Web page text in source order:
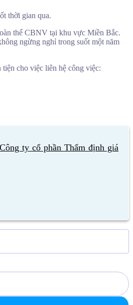
thời gian qua.
thể CBNV tại khu vực Miền Bắc.
ngừng nghỉ trong suốt một năm
cho việc liên hệ công việc:
Công ty cổ phần Thẩm định giá